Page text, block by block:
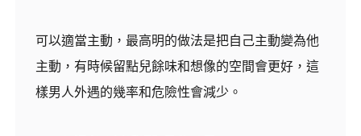
可以適當主動，最高明的做法是把自己主動變為他
主動，有時候留點兒餘味和想像的空間會更好，這
樣男人外遇的幾率和危險性會減少。